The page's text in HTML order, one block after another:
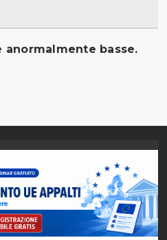
anormalmente basse.